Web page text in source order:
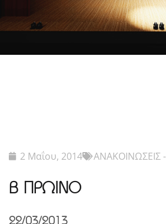
2 Μαΐου, 2014 ΑΝΑΚΟΙΝΩΣΕΙΣ
Β ΠΡΩΙΝΟ
22/03/2013